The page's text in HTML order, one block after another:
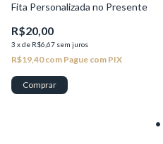
Fita Personalizada no Presente
R$20,00
3 xde R$6,67 sem juros
R$19,40com Pague com PIX
Comprar